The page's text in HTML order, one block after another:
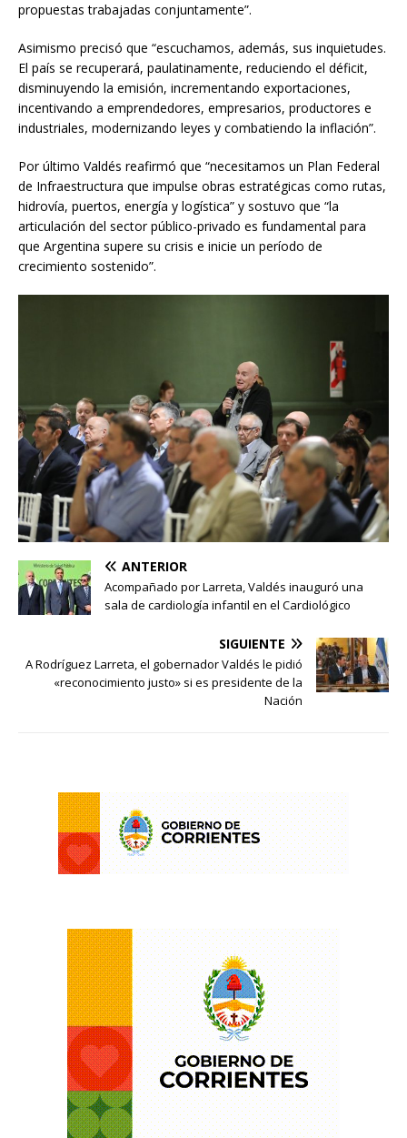
propuestas trabajadas conjuntamente”.
Asimismo precisó que “escuchamos, además, sus inquietudes.
El país se recuperará, paulatinamente, reduciendo el déficit,
disminuyendo la emisión, incrementando exportaciones,
incentivando a emprendedores, empresarios, productores e
industriales, modernizando leyes y combatiendo la inflación”.
Por último Valdés reafirmó que “necesitamos un Plan Federal
de Infraestructura que impulse obras estratégicas como rutas,
hidrovía, puertos, energía y logística” y sostuvo que “la
articulación del sector público-privado es fundamental para
que Argentina supere su crisis e inicie un período de
crecimiento sostenido”.
ANTERIOR
Acompañado por Larreta, Valdés inauguró una
sala de cardiología infantil en el Cardiológico
SIGUIENTE
A Rodríguez Larreta, el gobernador Valdés le pidió
«reconocimiento justo» si es presidente de la
Nación